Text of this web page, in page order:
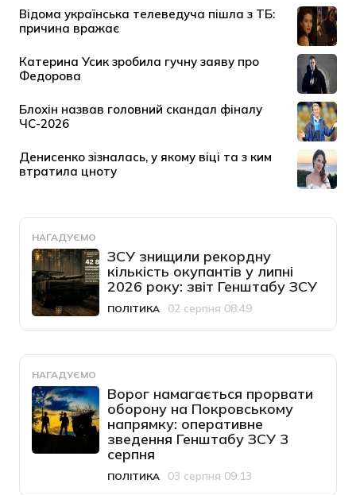
НАГАДУЄМО
ЗСУ знищили рекордну
кількість окупантів у липні
2026 року: звіт Генштабу ЗСУ
Категорія
ПОЛІТИКА
Дата публікації
02 серпня 08:49
НАГАДУЄМО
Ворог намагається прорвати
оборону на Покровському
напрямку: оперативне
зведення Генштабу ЗСУ 3
серпня
Категорія
ПОЛІТИКА
Дата публікації
03 серпня 09:13